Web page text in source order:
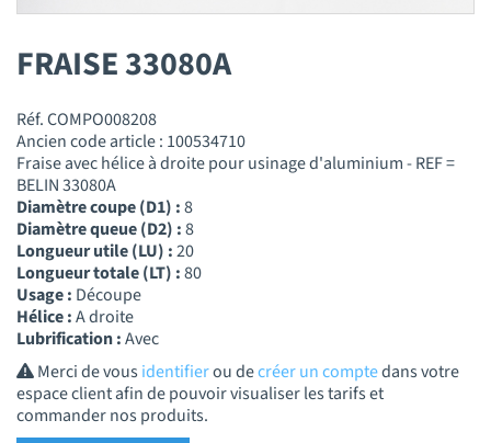
FRAISE 33080A
Réf. COMPO008208
Ancien code article : 100534710
Fraise avec hélice à droite pour usinage d'aluminium - REF =
BELIN 33080A
Diamètre coupe (D1) :8
Diamètre queue (D2) :8
Longueur utile (LU) :20
Longueur totale (LT) :80
Usage : Découpe
Hélice :A droite
Lubrification :Avec
Merci de vousidentifierou decréer un comptedans votre
espace client afin de pouvoir visualiser les tarifs et
commander nos produits.